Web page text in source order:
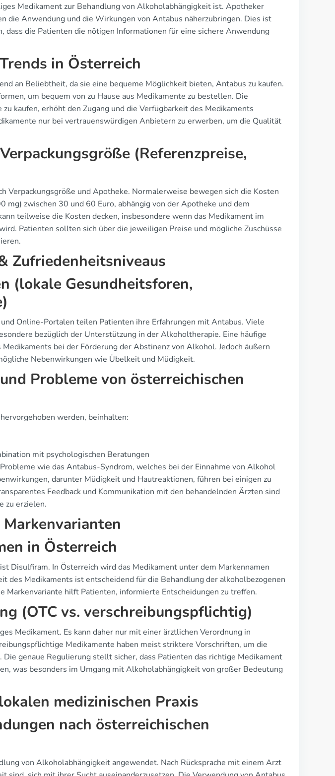
Medikament zur Behandlung von Alkoholabhängigkeit ist. Apotheker
die Anwendung und die Wirkungen von Antabus näherzubringen. Dies ist
dass die Patienten die nötigen Informationen für eine sichere Anwendung
in Österreich
an Beliebtheit, da sie eine bequeme Möglichkeit bieten, Antabus zu kaufen.
um bequem von zu Hause aus Medikamente zu bestellen. Die
kaufen, erhöht den Zugang und die Verfügbarkeit des Medikaments
nur bei vertrauenswürdigen Anbietern zu erwerben, um die Qualität
(Referenzpreise,
Verpackungsgröße und Apotheke. Normalerweise bewegen sich die Kosten
mg) zwischen 30 und 60 Euro, abhängig von der Apotheke und dem
teilweise die Kosten decken, insbesondere wenn das Medikament im
Patienten sollten sich über die jeweiligen Preise und mögliche Zuschüsse
Zufriedenheitsniveaus
(lokale Gesundheitsforen,
Online-Portalen teilen Patienten ihre Erfahrungen mit Antabus. Viele
bezüglich der Unterstützung in der Alkoholtherapie. Eine häufige
bei der Förderung der Abstinenz von Alkohol. Jedoch äußern
Nebenwirkungen wie Übelkeit und Müdigkeit.
Probleme von österreichischen
werden, beinhalten:
mit psychologischen Beratungen
wie das Antabus-Syndrom, welches bei der Einnahme von Alkohol
darunter Müdigkeit und Hautreaktionen, führen bei einigen zu
Feedback und Kommunikation mit den behandelnden Ärzten sind
zu erzielen.
in Österreich
Disulfiram. In Österreich wird das Medikament unter dem Markennamen
des Medikaments ist entscheidend für die Behandlung der alkoholbezogenen
Markenvariante hilft Patienten, informierte Entscheidungen zu treffen.
(OTC vs. verschreibungspflichtig)
Medikament. Es kann daher nur mit einer ärztlichen Verordnung in
Medikamente haben meist striktere Vorschriften, um die
genaue Regulierung stellt sicher, dass Patienten das richtige Medikament
was besonders im Umgang mit Alkoholabhängigkeit von großer Bedeutung
medizinischen Praxis
nach österreichischen
von Alkoholabhängigkeit angewendet. Nach Rücksprache mit einem Arzt